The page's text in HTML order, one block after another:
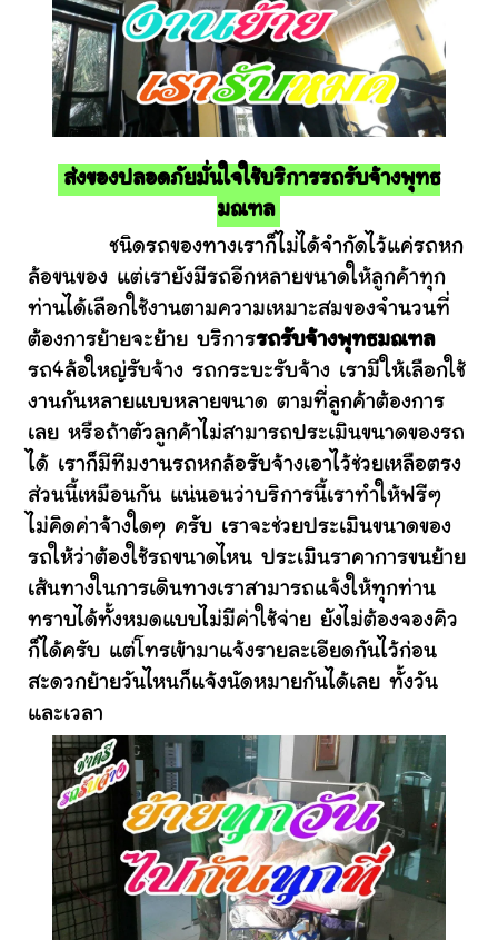
ส่งของปลอดภัยมั่นใจใช้บริการรถรับจ้างพุทธ
มณฑล
ชนิดรถของทางเราก็ไม่ได้จำกัดไว้แค่รถหก
ล้อขนของ แต่เรายังมีรถอีกหลายขนาดให้ลูกค้าทุก
ท่านได้เลือกใช้งานตามความเหมาะสมของจำนวนที่
ต้องการย้ายจะย้าย บริการรถรับจ้างพุทธมณฑล
รถ4ล้อใหญ่รับจ้าง รถกระบะรับจ้าง เรามีให้เลือกใช้
งานกันหลายแบบหลายขนาด ตามที่ลูกค้าต้องการ
เลย หรือถ้าตัวลูกค้าไม่สามารถประเมินขนาดของรถ
ได้ เราก็มีทีมงานรถหกล้อรับจ้างเอาไว้ช่วยเหลือตรง
ส่วนนี้เหมือนกัน แน่นอนว่าบริการนี้เราทำให้ฟรีๆ
ไม่คิดค่าจ้างใดๆ ครับ เราจะช่วยประเมินขนาดของ
รถให้ว่าต้องใช้รถขนาดไหน ประเมินราคาการขนย้าย
เส้นทางในการเดินทางเราสามารถแจ้งให้ทุกท่าน
ทราบได้ทั้งหมดแบบไม่มีค่าใช้จ่าย ยังไม่ต้องจองคิว
ก็ได้ครับ แต่โทรเข้ามาแจ้งรายละเอียดกันไว้ก่อน
สะดวกย้ายวันไหนก็แจ้งนัดหมายกันได้เลย ทั้งวัน
และเวลา